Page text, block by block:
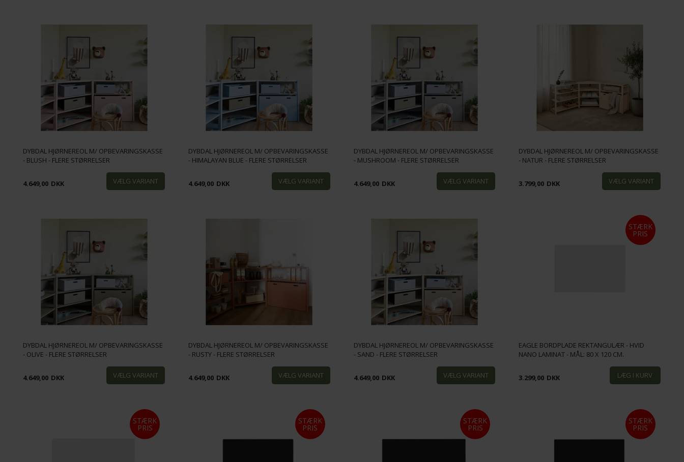
DYBDAL HJØRNEREOL M/ OPBEVARINGSKASSE
- BLUSH - FLERE STØRRELSER
4.649,00 DKK
DYBDAL HJØRNEREOL M/ OPBEVARINGSKASSE
- HIMALAYAN BLUE - FLERE STØRRELSER
4.649,00 DKK
DYBDAL HJØRNEREOL M/ OPBEVARINGSKASSE
- MUSHROOM - FLERE STØRRELSER
4.649,00 DKK
DYBDAL HJØRNEREOL M/ OPBEVARINGSKASSE
- NATUR - FLERE STØRRELSER
3.799,00 DKK
DYBDAL HJØRNEREOL M/ OPBEVARINGSKASSE
- OLIVE - FLERE STØRRELSER
4.649,00 DKK
DYBDAL HJØRNEREOL M/ OPBEVARINGSKASSE
- RUSTY - FLERE STØRRELSER
4.649,00 DKK
DYBDAL HJØRNEREOL M/ OPBEVARINGSKASSE
- SAND - FLERE STØRRELSER
4.649,00 DKK
STÆRK
PRIS
EAGLE BORDPLADE REKTANGULÆR - HVID
NANO LAMINAT - MÅL: 80 X 120 CM.
3.299,00 DKK
STÆRK
PRIS
STÆRK
PRIS
STÆRK
PRIS
STÆRK
PRIS